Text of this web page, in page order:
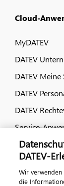
Cloud-
MyDATEV
DATEV
DATEV Meine
DATEV
DATEV
Service-
Dialog &
DATEV-
Wir verwenden
die